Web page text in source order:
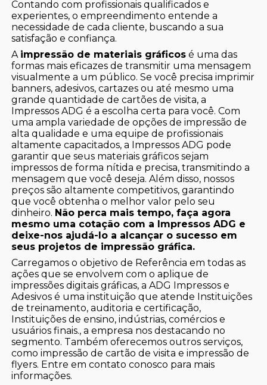
Contando com profissionais qualificados e
experientes, o empreendimento entende a
necessidade de cada cliente, buscando a sua
satisfação e confiança.
A impressão de materiais gráficos é uma das
formas mais eficazes de transmitir uma mensagem
visualmente a um público. Se você precisa imprimir
banners, adesivos, cartazes ou até mesmo uma
grande quantidade de cartões de visita, a
Impressos ADG é a escolha certa para você. Com
uma ampla variedade de opções de impressão de
alta qualidade e uma equipe de profissionais
altamente capacitados, a Impressos ADG pode
garantir que seus materiais gráficos sejam
impressos de forma nítida e precisa, transmitindo a
mensagem que você deseja. Além disso, nossos
preços são altamente competitivos, garantindo
que você obtenha o melhor valor pelo seu
dinheiro. Não perca mais tempo, faça agora
mesmo uma cotação com a Impressos ADG e
deixe-nos ajudá-lo a alcançar o sucesso em
seus projetos de impressão gráfica.
Carregamos o objetivo de Referência em todas as
ações que se envolvem com o aplique de
impressões digitais gráficas, a ADG Impressos e
Adesivos é uma instituição que atende Instituições
de treinamento, auditoria e certificação,
Instituições de ensino, indústrias, comércios e
usuários finais., a empresa nos destacando no
segmento. Também oferecemos outros serviços,
como impressão de cartão de visita e impressão de
flyers. Entre em contato conosco para mais
informações.